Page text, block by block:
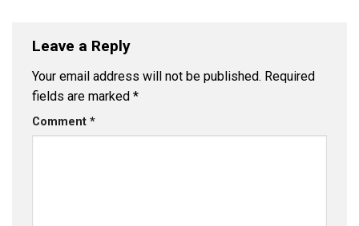
Leave a Reply
Your email address will not be published. Required
fields are marked *
Comment *